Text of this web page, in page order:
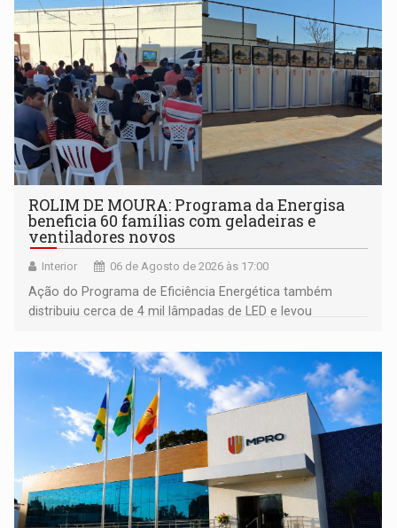
ROLIM DE MOURA: Programa da Energisa
beneficia 60 famílias com geladeiras e
ventiladores novos
Interior 06 de Agosto de 2026 às 17:00
Ação do Programa de Eficiência Energética também
distribuiu cerca de 4 mil lâmpadas de LED e levou
comunidade